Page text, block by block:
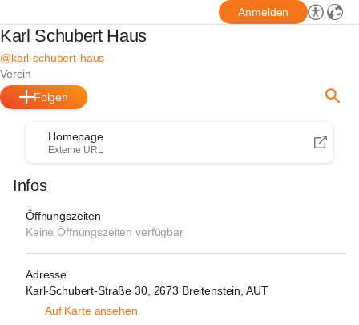
Anmelden
Karl Schubert Haus
@karl-schubert-haus
Verein
Folgen
Homepage
Externe URL
Infos
Öffnungszeiten
Keine Öffnungszeiten verfügbar
Adresse
Karl-Schubert-Straße 30, 2673 Breitenstein, AUT
Auf Karte ansehen